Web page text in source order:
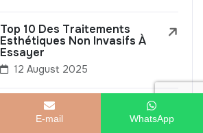
Top 10 Des Traitements
Esthétiques Non Invasifs À
Essayer
12 August 2025
Meilleurs Pays Pour La
Greffe De Cheveux :
E-mail WhatsApp